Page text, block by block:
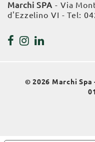
Marchi SPA - Via
d'Ezzelino VI - Tel:
© 2026 Marchi